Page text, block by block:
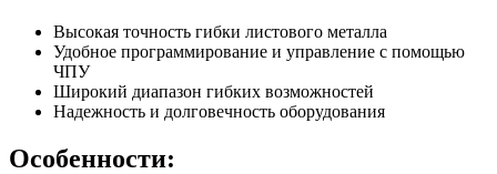
Высокая точность гибки листового металла
Удобное программирование и управление с помощью
ЧПУ
Широкий диапазон гибких возможностей
Надежность и долговечность оборудования
Особенности: